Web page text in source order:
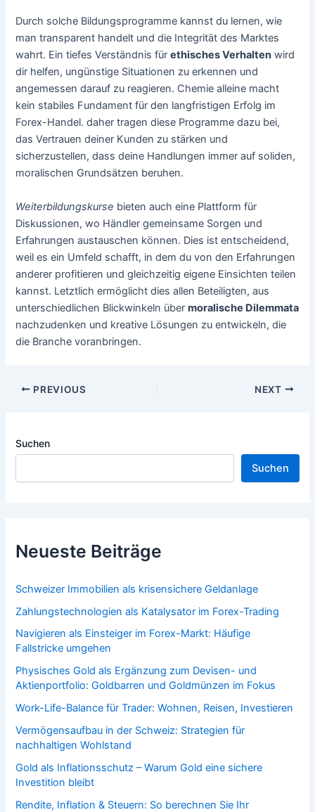
Durch solche Bildungsprogramme kannst du lernen, wie
man transparent handelt und die Integrität des Marktes
wahrt. Ein tiefes Verständnis fürethisches Verhalten wird
dir helfen, ungünstige Situationen zu erkennen und
angemessen darauf zu reagieren. Chemie alleine macht
kein stabiles Fundament für den langfristigen Erfolg im
Forex-Handel. daher tragen diese Programme dazu bei,
das Vertrauen deiner Kunden zu stärken und
sicherzustellen, dass deine Handlungen immer auf soliden,
moralischen Grundsätzen beruhen.
Weiterbildungskurse bieten auch eine Plattform für
Diskussionen, wo Händler gemeinsame Sorgen und
Erfahrungen austauschen können. Dies ist entscheidend,
weil es ein Umfeld schafft, in dem du von den Erfahrungen
anderer profitieren und gleichzeitig eigene Einsichten teilen
kannst. Letztlich ermöglicht dies allen Beteiligten, aus
unterschiedlichen Blickwinkeln übermoralische Dilemmata
nachzudenken und kreative Lösungen zu entwickeln, die
die Branche voranbringen.
Post
PREVIOUS NEXT
Suchen
Suchen
Neueste Beiträge
Schweizer Immobilien als krisensichere Geldanlage
Zahlungstechnologien als Katalysator im Forex-Trading
Navigieren als Einsteiger im Forex-Markt: Häufige
Fallstricke umgehen
Physisches Gold als Ergänzung zum Devisen- und
Aktienportfolio: Goldbarren und Goldmünzen im Fokus
Work-Life-Balance für Trader: Wohnen, Reisen, Investieren
Vermögensaufbau in der Schweiz: Strategien für
nachhaltigen Wohlstand
Gold als Inflationsschutz – Warum Gold eine sichere
Investition bleibt
Rendite, Inflation & Steuern: So berechnen Sie Ihr